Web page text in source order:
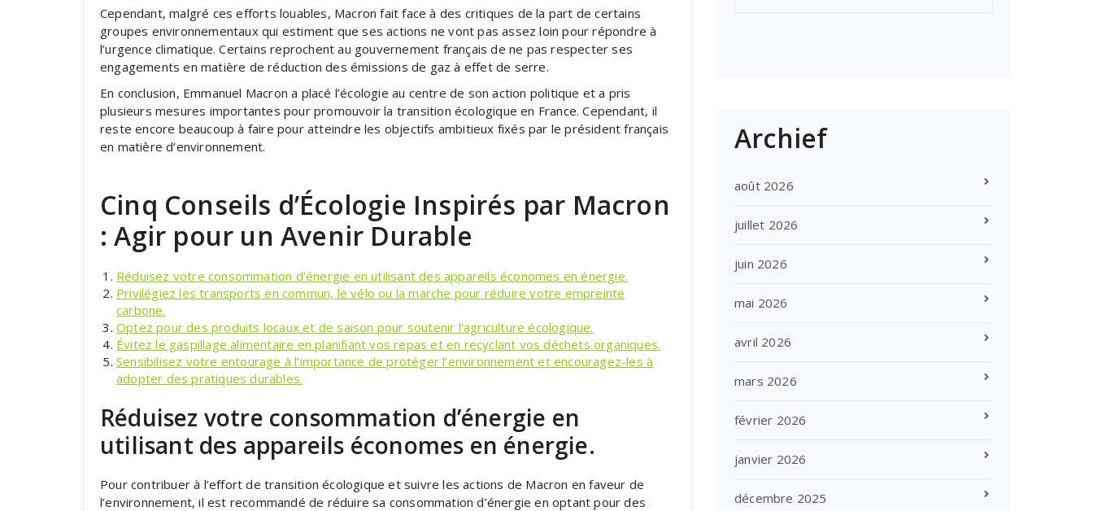
Cependant, malgré ces efforts louables, Macron fait face à des critiques de la part de certains
groupes environnementaux qui estiment que ses actions ne vont pas assez loin pour répondre à
l’urgence climatique. Certains reprochent au gouvernement français de ne pas respecter ses
engagements en matière de réduction des émissions de gaz à effet de serre.
En conclusion, Emmanuel Macron a placé l’écologie au centre de son action politique et a pris
plusieurs mesures importantes pour promouvoir la transition écologique en France. Cependant, il
reste encore beaucoup à faire pour atteindre les objectifs ambitieux fixés par le président français
en matière d’environnement.
Cinq Conseils d’Écologie Inspirés par Macron
: Agir pour un Avenir Durable
Réduisez votre consommation d’énergie en utilisant des appareils économes en énergie.
Privilégiez les transports en commun, le vélo ou la marche pour réduire votre empreinte
carbone.
Optez pour des produits locaux et de saison pour soutenir l’agriculture écologique.
Évitez le gaspillage alimentaire en planifiant vos repas et en recyclant vos déchets organiques.
Sensibilisez votre entourage à l’importance de protéger l’environnement et encouragez-les à
adopter des pratiques durables.
Réduisez votre consommation d’énergie en
utilisant des appareils économes en énergie.
Pour contribuer à l’effort de transition écologique et suivre les actions de Macron en faveur de
l’environnement, il est recommandé de réduire sa consommation d’énergie en optant pour des
Archief
août 2026
juillet 2026
juin 2026
mai 2026
avril 2026
mars 2026
février 2026
janvier 2026
décembre 2025